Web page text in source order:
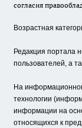
согласия
Возрастная
Редакция портала
пользователей, а
На
технологии
информации на
относящихся к